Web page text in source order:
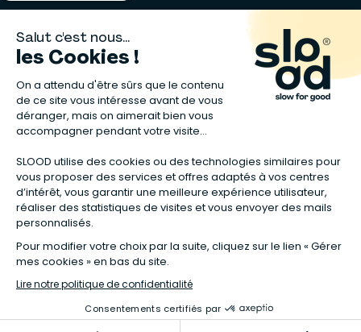
Matelas naturels⋅Graines bio⋅ Lits bébés en bois⋅Déodorant bio⋅Sapin
en bois⋅Complement alimentaire naturel
Calendrier de l’Avent gourmand⋅Couche bio⋅Anti-nuisible⋅Poeles
Ventilateurs de plafond
dans la fiche produit. Tous les codes promos applicables sur Slood sont
valables hors produits reconditionnés et non cumulables entre eux.
**Valable sur les chambres complètes Sauthon taguées en Offre